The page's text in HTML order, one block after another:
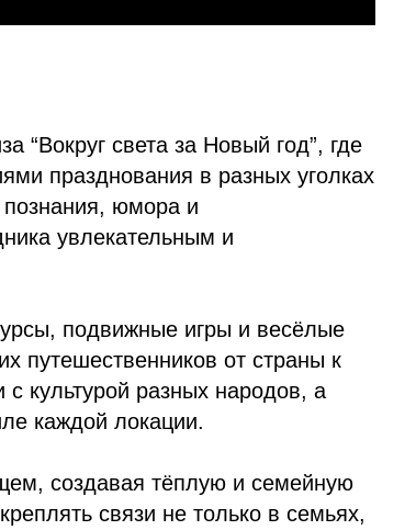
“Вокруг света за Новый год”, где
празднования в разных уголках
юмора и
увлекательным и
подвижные игры и весёлые
путешественников от страны к
культурой разных народов, а
каждой локации.
создавая тёплую и семейную
связи не только в семьях,